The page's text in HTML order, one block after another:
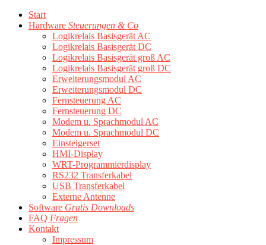
Start
Hardware Steuerungen & Co
Logikrelais Basisgerät AC
Logikrelais Basisgerät DC
Logikrelais Basisgerät groß AC
Logikrelais Basisgerät groß DC
Erweiterungsmodul AC
Erweiterungsmodul DC
Fernsteuerung AC
Fernsteuerung DC
Modem u. Sprachmodul AC
Modem u. Sprachmodul DC
Einsteigerset
HMI-Display
WRT-Programmierdisplay
RS232 Transferkabel
USB Transferkabel
Externe Antenne
Software Gratis Downloads
FAQ Fragen
Kontakt
Impressum